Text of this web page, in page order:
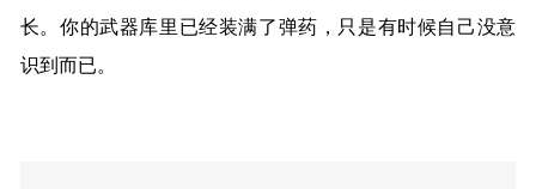
长。你的武器库里已经装满了弹药，只是有时候自己没意
识到而已。